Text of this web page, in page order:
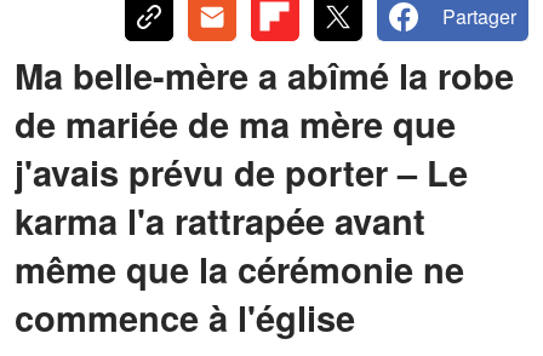
Partager
Ma belle-mère a abîmé la robe
de mariée de ma mère que
j'avais prévu de porter – Le
karma l'a rattrapée avant
même que la cérémonie ne
commence à l'église